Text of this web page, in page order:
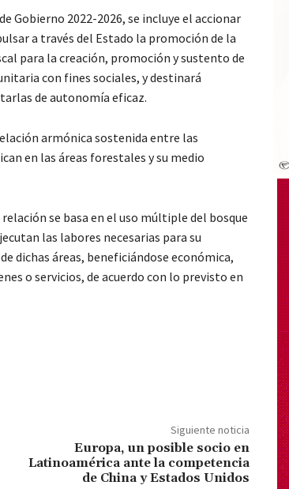
Gobierno 2022-2026, se incluye el accionar
a través del Estado la promoción de la
para la creación, promoción y sustento de
con fines sociales, y destinará
de autonomía eficaz.
armónica sostenida entre las
en las áreas forestales y su medio
se basa en el uso múltiple del bosque
las labores necesarias para su
dichas áreas, beneficiándose económica,
o servicios, de acuerdo con lo previsto en
Siguiente noticia
Europa, un posible socio en
Latinoamérica ante la competencia
de China y Estados Unidos